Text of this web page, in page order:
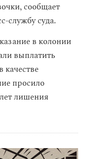
сообщает
службу суда.
в колонии
выплатить
в качестве
просило
лишения